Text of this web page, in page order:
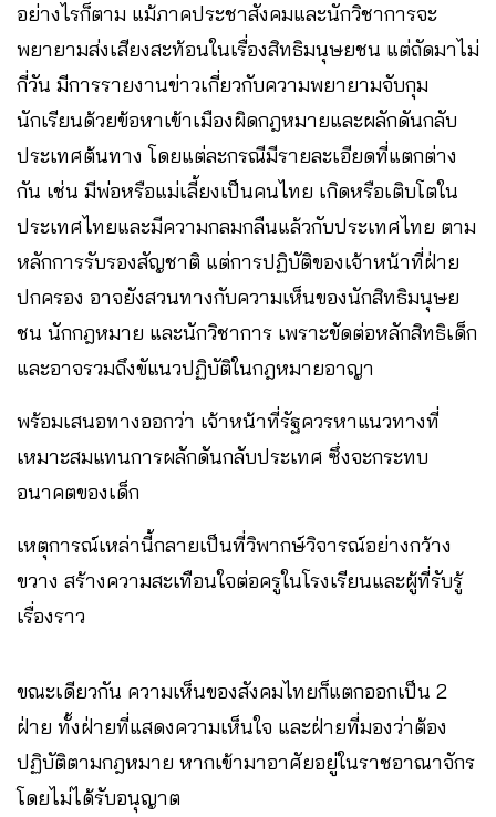
อย่างไรก็ตาม แม้ภาคประชาสังคมและนักวิชาการจะ
พยายามส่งเสียงสะท้อนในเรื่องสิทธิมนุษยชน แต่ถัดมาไม่
กี่วัน มีการรายงานข่าวเกี่ยวกับความพยายามจับกุม
นักเรียนด้วยข้อหาเข้าเมืองผิดกฎหมายและผลักดันกลับ
ประเทศต้นทาง โดยแต่ละกรณีมีรายละเอียดที่แตกต่าง
กัน เช่น มีพ่อหรือแม่เลี้ยงเป็นคนไทย เกิดหรือเติบโตใน
ประเทศไทยและมีความกลมกลืนแล้วกับประเทศไทย ตาม
หลักการรับรองสัญชาติ แต่การปฏิบัติของเจ้าหน้าที่ฝ่าย
ปกครอง อาจยังสวนทางกับความเห็นของนักสิทธิมนุษย
ชน นักกฎหมาย และนักวิชาการ เพราะขัดต่อหลักสิทธิเด็ก
และอาจรวมถึงขัแนวปฏิบัติในกฎหมายอาญา
พร้อมเสนอทางออกว่า เจ้าหน้าที่รัฐควรหาแนวทางที่
เหมาะสมแทนการผลักดันกลับประเทศ ซึ่งจะกระทบ
อนาคตของเด็ก
เหตุการณ์เหล่านี้กลายเป็นที่วิพากษ์วิจารณ์อย่างกว้าง
ขวาง สร้างความสะเทือนใจต่อครูในโรงเรียนและผู้ที่รับรู้
เรื่องราว
ขณะเดียวกัน ความเห็นของสังคมไทยก็แตกออกเป็น 2
ฝ่าย ทั้งฝ่ายที่แสดงความเห็นใจ และฝ่ายที่มองว่าต้อง
ปฏิบัติตามกฎหมาย หากเข้ามาอาศัยอยู่ในราชอาณาจักร
โดยไม่ได้รับอนุญาต